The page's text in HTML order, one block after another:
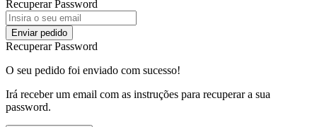
Recuperar Password
Enviar pedido
Recuperar Password
O seu pedido foi enviado com sucesso!
Irá receber um email com as instruções para recuperar a sua
password.